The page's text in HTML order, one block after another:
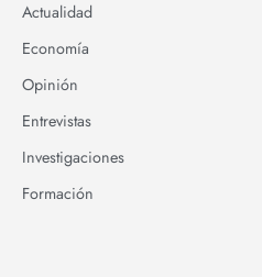
Actualidad
Economía
Opinión
Entrevistas
Investigaciones
Formación